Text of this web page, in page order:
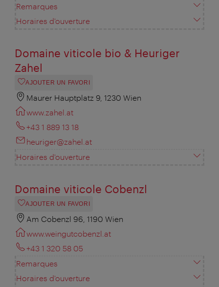
Remarques
Horaires d'ouverture
Domaine viticole bio & Heuriger
Zahel
AJOUTER UN FAVORI
Maurer Hauptplatz 9, 1230 Wien
www.zahel.at
+43 1 889 13 18
heuriger@zahel.at
Horaires d'ouverture
Domaine viticole Cobenzl
AJOUTER UN FAVORI
Am Cobenzl 96, 1190 Wien
www.weingutcobenzl.at
+43 1 320 58 05
Remarques
Horaires d'ouverture